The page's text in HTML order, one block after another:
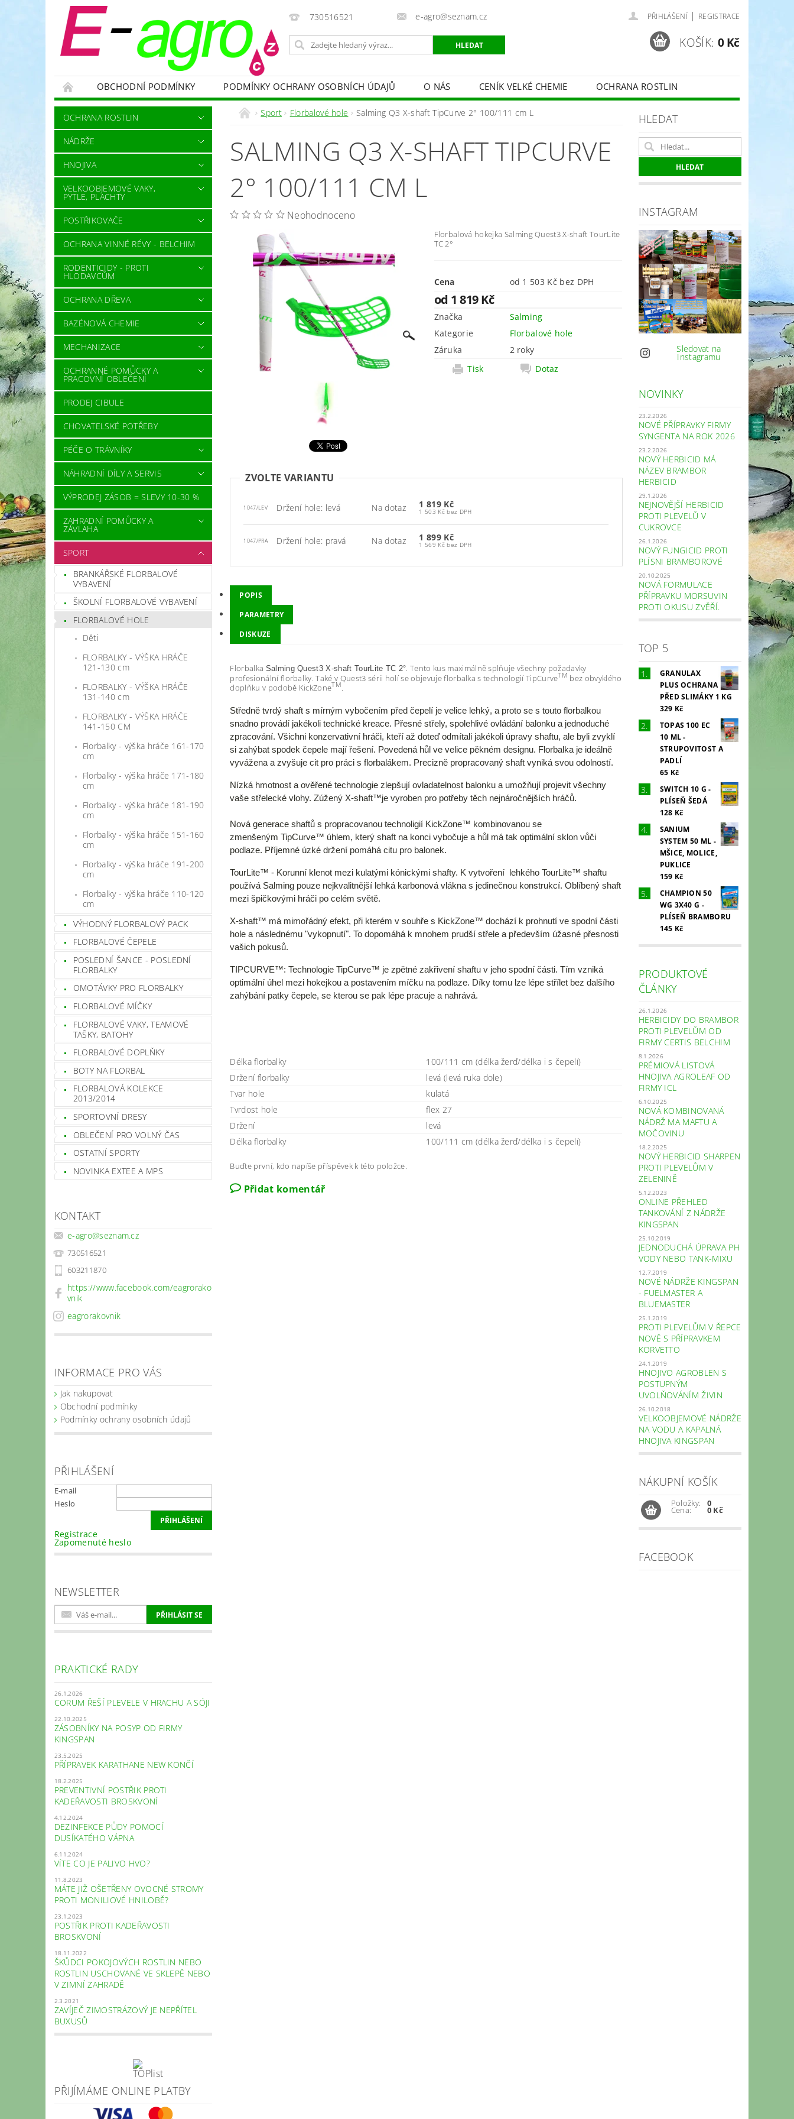
730516521 e-agro@seznam.cz PŘIHLÁŠENÍ | REGISTRACE
KOŠÍK: 0 Kč
OBCHODNÍ PODMÍNKY PODMÍNKY OCHRANY OSOBNÍCH ÚDAJŮ O NÁS CENÍK VELKÉ CHEMIE
OCHRANA ROSTLIN
NÁDRŽE
HNOJIVA VELKOOBJEMOVÉ VAKY, PYTLE, PLACHTY POSTŘIKOVAČE
OCHRANA VINNÉ RÉVY - BELCHIM
RODENTICIDY - PROTI HLODAVCŮM
OCHRANNÉ POMŮCKY A PRACOVNÍ OBLEČENÍ
PRODEJ CIBULE CHOVATELSKÉ POTŘEBY
PÉČE O TRÁVNÍKY
NÁHRADNÍ DÍLY A SERVIS
OCHRANA ROSTLIN
NÁDRŽE
HNOJIVA
VELKOOBJEMOVÉ VAKY,
PYTLE, PLACHTY
POSTŘIKOVAČE
OCHRANA VINNÉ RÉVY - BELCHIM
RODENTICIDY - PROTI
HLODAVCŮM
OCHRANA DŘEVA
BAZÉNOVÁ CHEMIE
MECHANIZACE
OCHRANNÉ POMŮCKY A
PRACOVNÍ OBLEČENÍ
PRODEJ CIBULE
CHOVATELSKÉ POTŘEBY
PÉČE O TRÁVNÍKY
NÁHRADNÍ DÍLY A SERVIS
VÝPRODEJ ZÁSOB = SLEVY 10-30 %
ZAHRADNÍ POMŮCKY A
ZÁVLAHA
SPORT
BRANKÁŘSKÉ FLORBALOVÉ
VYBAVENÍ
ŠKOLNÍ FLORBALOVÉ VYBAVENÍ
FLORBALOVÉ HOLE
Děti
FLORBALKY - VÝŠKA HRÁČE
121-130 cm
FLORBALKY - VÝŠKA HRÁČE
131-140 cm
FLORBALKY - VÝŠKA HRÁČE
141-150 CM
Florbalky - výška hráče 161-170
cm
Florbalky - výška hráče 171-180
cm
Florbalky - výška hráče 181-190
cm
Florbalky - výška hráče 151-160
cm
Florbalky - výška hráče 191-200
cm
Florbalky - výška hráče 110-120
cm
VÝHODNÝ FLORBALOVÝ PACK
FLORBALOVÉ ČEPELE
POSLEDNÍ ŠANCE - POSLEDNÍ
FLORBALKY
OMOTÁVKY PRO FLORBALKY
FLORBALOVÉ MÍČKY
FLORBALOVÉ VAKY, TEAMOVÉ
TAŠKY, BATOHY
FLORBALOVÉ DOPLŇKY
BOTY NA FLORBAL
FLORBALOVÁ KOLEKCE
2013/2014
SPORTOVNÍ DRESY
OBLEČENÍ PRO VOLNÝ ČAS
OSTATNÍ SPORTY
NOVINKA EXTEE A MPS
KONTAKT
e-agro@seznam.cz
730516521
603211870
https://www.facebook.com/eagrorako
vnik
eagrorakovnik
INFORMACE PRO VÁS
Jak nakupovat
Obchodní podmínky
Podmínky ochrany osobních údajů
PŘIHLÁŠENÍ
E-mail
Heslo
Registrace
Zapomenuté heslo
NEWSLETTER
PRAKTICKÉ RADY
26.1.2026
CORUM ŘEŠÍ PLEVELE V HRACHU A SÓJI
22.10.2025
ZÁSOBNÍKY NA POSYP OD FIRMY
KINGSPAN
23.5.2025
PŘÍPRAVEK KARATHANE NEW KONČÍ
18.2.2025
PREVENTIVNÍ POSTŘIK PROTI
KADEŘAVOSTI BROSKVONÍ
4.12.2024
DEZINFEKCE PŮDY POMOCÍ
DUSÍKATÉHO VÁPNA
6.11.2024
VÍTE CO JE PALIVO HVO?
11.8.2023
MÁTE JIŽ OŠETŘENY OVOCNÉ STROMY
PROTI MONILIOVÉ HNILOBĚ?
23.1.2023
POSTŘIK PROTI KADEŘAVOSTI
BROSKVONÍ
18.11.2022
ŠKŮDCI POKOJOVÝCH ROSTLIN NEBO
ROSTLIN USCHOVANÉ VE SKLEPĚ NEBO
V ZIMNÍ ZAHRADĚ
2.3.2021
ZAVÍJEČ ZIMOSTRÁZOVÝ JE NEPŘÍTEL
BUXUSŮ
PŘIJÍMÁME ONLINE PLATBY
Sport Florbalové hole Salming Q3 X-shaft TipCurve 2° 100/111 cm L
SALMING Q3 X-SHAFT TIPCURVE
2° 100/111 CM L
Neohodnoceno
Florbalová hokejka Salming Quest3 X-shaft TourLite
TC 2°
Cena od 1 503 Kč bez DPH
od 1 819 Kč
Značka
Salming
Kategorie
Florbalové hole
Záruka
2 roky
Tisk
Dotaz
ZVOLTE VARIANTU
1047/LEV Držení hole: levá Na dotaz 1 819 Kč
1 503 Kč bez DPH
1047/PRA Držení hole: pravá Na dotaz 1 899 Kč
1 569 Kč bez DPH
POPIS
PARAMETRY
DISKUZE
Florbalka Salming Quest3 X-shaft TourLite TC 2°. Tento kus maximálně splňuje všechny požadavky
profesionální florbalky. Také v Quest3 sérii holí se objevuje florbalka s technologií TipCurveTM bez obvyklého
doplňku v podobě KickZoneTM.
Středně tvrdý shaft s mírným vybočením před čepelí je velice lehký, a proto se s touto florbalkou
snadno provádí jakékoli technické kreace. Přesné střely, spolehlivé ovládání balonku a jednoduché
zpracování. Všichni konzervativní hráči, kteří až doteď odmítali jakékoli úpravy shaftu, ale byli zvyklí
si zahýbat spodek čepele mají řešení. Povedená hůl ve velice pěkném designu. Florbalka je ideálně
vyvážena a zvyšuje cit pro práci s florbalákem. Precizně propracovaný shaft vyniká svou odolností.
Nízká hmotnost a ověřené technologie zlepšují ovladatelnost balonku a umožňují projevit všechny
vaše střelecké vlohy. Zúžený X-shaft™je vyroben pro potřeby těch nejnáročnějších hráčů.
Nová generace shaftů s propracovanou technoligií KickZone™ kombinovanou se
zmenšenýmTipCurve™ úhlem, který shaft na konci vybočuje a hůl má tak optimální sklon vůči
podlaze. Příjemné úzké držení pomáhá citu pro balonek.
TourLite™ - Korunní klenot mezi kulatými kónickými shafty. K vytvoření lehkého TourLite™ shaftu
používá Salming pouze nejkvalitnější lehká karbonová vlákna s jedinečnou konstrukcí. Oblíbený shaft
mezi špičkovými hráči po celém světě.
X-shaft™ má mimořádný efekt, při kterém v souhře s KickZone™ dochází k prohnutí ve spodní části
hole a následnému "vykopnutí". To dopomáhá k mnohem prudší střele a především úžasné přesnosti
vašich pokusů.
TIPCURVE™: Technologie TipCurve™ je zpětné zakřivení shaftu v jeho spodní části. Tím vzniká
optimální úhel mezi hokejkou a postavením míčku na podlaze. Díky tomu lze lépe střílet bez dalšího
zahýbání patky čepele, se kterou se pak lépe pracuje a nahrává.
Délka florbalky
100/111 cm (délka žerď/délka i s čepelí)
Držení florbalky
levá (levá ruka dole)
Tvar hole
kulatá
Tvrdost hole
flex 27
Držení
levá
Délka florbalky
100/111 cm (délka žerď/délka i s čepelí)
Buďte první, kdo napíše příspěvek k této položce.
Přidat komentář
HLEDAT
INSTAGRAM
Sledovat na
Instagramu
NOVINKY
23.2.2026
NOVÉ PŘÍPRAVKY FIRMY
SYNGENTA NA ROK 2026
23.2.2026
NOVÝ HERBICID MÁ
NÁZEV BRAMBOR
HERBICID
29.1.2026
NEJNOVĚJŠÍ HERBICID
PROTI PLEVELŮ V
CUKROVCE
26.1.2026
NOVÝ FUNGICID PROTI
PLÍSNI BRAMBOROVÉ
20.10.2025
NOVÁ FORMULACE
PŘÍPRAVKU MORSUVIN
PROTI OKUSU ZVĚŘÍ.
TOP 5
GRANULAX
PLUS OCHRANA
PŘED SLIMÁKY 1 KG
329 Kč
TOPAS 100 EC
10 ML -
STRUPOVITOST A
PADLÍ
65 Kč
SWITCH 10 G -
PLÍSEŇ ŠEDÁ
128 Kč
SANIUM
SYSTEM 50 ML -
MŠICE, MOLICE,
PUKLICE
159 Kč
CHAMPION 50
WG 3X40 G -
PLÍSEŇ BRAMBORU
145 Kč
PRODUKTOVÉ
ČLÁNKY
26.1.2026
HERBICIDY DO BRAMBOR
PROTI PLEVELŮM OD
FIRMY CERTIS BELCHIM
8.1.2026
PRÉMIOVÁ LISTOVÁ
HNOJIVA AGROLEAF OD
FIRMY ICL
6.10.2025
NOVÁ KOMBINOVANÁ
NÁDRŽ MA MAFTU A
MOČOVINU
18.2.2025
NOVÝ HERBICID SHARPEN
PROTI PLEVELŮM V
ZELENINĚ
5.12.2023
ONLINE PŘEHLED
TANKOVÁNÍ Z NÁDRŽE
KINGSPAN
25.10.2019
JEDNODUCHÁ ÚPRAVA PH
VODY NEBO TANK-MIXU
12.7.2019
NOVÉ NÁDRŽE KINGSPAN
- FUELMASTER A
BLUEMASTER
25.1.2019
PROTI PLEVELŮM V ŘEPCE
NOVĚ S PŘÍPRAVKEM
KORVETTO
24.1.2019
HNOJIVO AGROBLEN S
POSTUPNÝM
UVOLŇOVÁNÍM ŽIVIN
26.10.2018
VELKOOBJEMOVÉ NÁDRŽE
NA VODU A KAPALNÁ
HNOJIVA KINGSPAN
NÁKUPNÍ KOŠÍK
Položky:
Cena:
0
0 Kč
FACEBOOK